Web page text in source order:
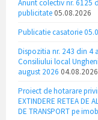
Anunt colectiv nr. 6125
publicitate 05.08.2026
Publicatie casatorie
Dispozitia nr. 243 din 4
Consiliului local
august 2026 04.08.2026
Proiect de hotarare
EXTINDERE RETEA DE
DE TRANSPORT pe